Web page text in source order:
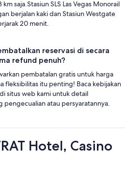
saja.Stasiun SLS Las Vegas Monorail
berjalan kaki dan Stasiun Westgate
20 menit.
reservasi di secara
refund penuh?
pembatalan gratis untuk harga
fleksibilitas itu penting! Baca kebijakan
situs web kami untuk detail
pengecualian atau persyaratannya.
Hotel, Casino